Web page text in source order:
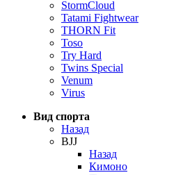
StormCloud
Tatami Fightwear
THORN Fit
Toso
Try Hard
Twins Special
Venum
Virus
Вид спорта
Назад
BJJ
Назад
Кимоно